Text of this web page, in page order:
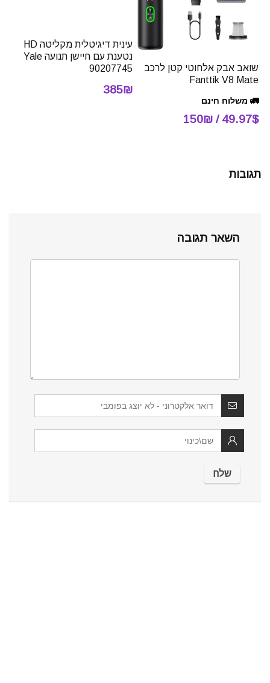
שואב אבק אלחוטי קטן לרכב
Fanttik V8 Mate
🚛 משלוח חינם
49.97$ / 150₪
עינית דיגיטלית מקליטה HD
נטענת עם חיישן תנועה Yale
90207745
385₪
תגובות
השאר תגובה